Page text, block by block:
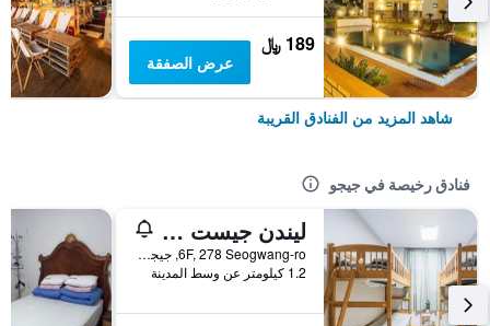
189 ﷼
عرض الصفقة
شاهد المزيد من الفنادق القريبة
فنادق رخيصة في جيجو
ليندن جيست هاوس
6F, 278 Seogwang-ro, جيجو, كوريا الجنوبية
1.2 كيلومتر عن وسط المدينة